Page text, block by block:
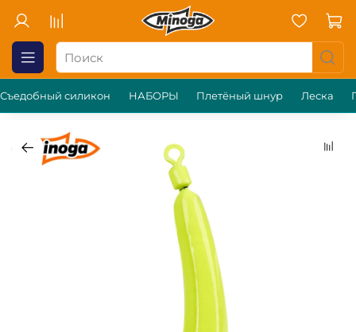
Съедобный силикон НАБОРЫ Плетёный шнур Леска